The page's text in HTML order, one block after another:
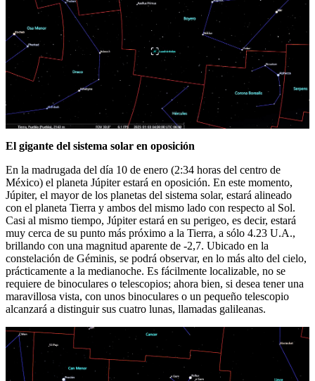
El gigante del sistema solar en oposición
En la madrugada del día 10 de enero (2:34 horas del centro de
México) el planeta Júpiter estará en oposición. En este momento,
Júpiter, el mayor de los planetas del sistema solar, estará alineado
con el planeta Tierra y ambos del mismo lado con respecto al Sol.
Casi al mismo tiempo, Júpiter estará en su perigeo, es decir, estará
muy cerca de su punto más próximo a la Tierra, a sólo 4.23 U.A.,
brillando con una magnitud aparente de -2,7. Ubicado en la
constelación de Géminis, se podrá observar, en lo más alto del cielo,
prácticamente a la medianoche. Es fácilmente localizable, no se
requiere de binoculares o telescopios; ahora bien, si desea tener una
maravillosa vista, con unos binoculares o un pequeño telescopio
alcanzará a distinguir sus cuatro lunas, llamadas galileanas.